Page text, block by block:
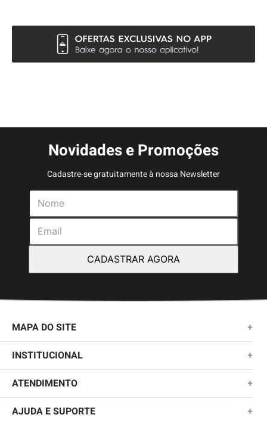
Novidades e Promoções
Cadastre-se gratuitamente à nossa Newsletter
CADASTRAR AGORA
MAPA DO SITE +
NOVIDADES
MASCULINO
KIDS
INSTITUCIONAL +
SOBRE NÓS
TROCAS E DEVOLUÇÕES
ATENDIMENTO +
(11)2010-1028
AJUDA E SUPORTE +